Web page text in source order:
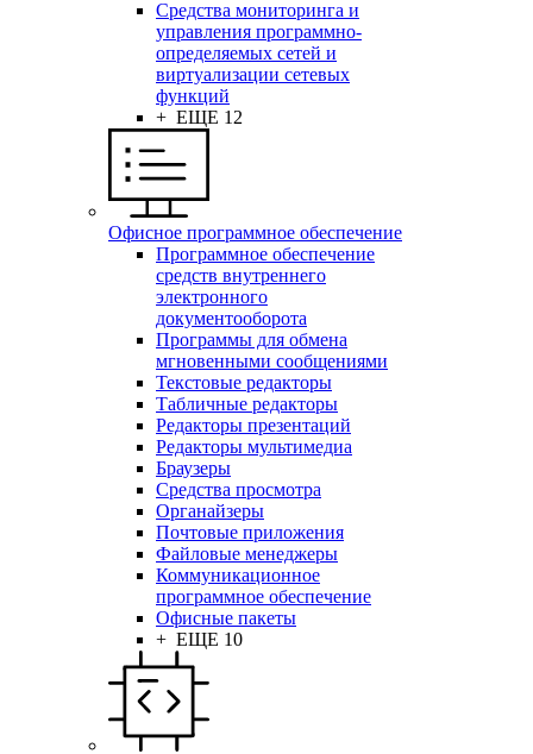
Средства мониторинга и
управления программно-
определяемых сетей и
виртуализации сетевых
функций
+ ЕЩЕ 12
Офисное программное обеспечение
Программное обеспечение
средств внутреннего
электронного
документооборота
Программы для обмена
мгновенными сообщениями
Текстовые редакторы
Табличные редакторы
Редакторы презентаций
Редакторы мультимедиа
Браузеры
Средства просмотра
Органайзеры
Почтовые приложения
Файловые менеджеры
Коммуникационное
программное обеспечение
Офисные пакеты
+ ЕЩЕ 10